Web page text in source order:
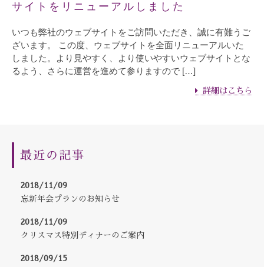
サイトをリニューアルしました
いつも弊社のウェブサイトをご訪問いただき、誠に有難うご
ざいます。 この度、ウェブサイトを全面リニューアルいた
しました。より見やすく、より使いやすいウェブサイトとな
るよう、さらに運営を進めて参りますので […]
詳細はこちら
最近の記事
2018/11/09
忘新年会プランのお知らせ
2018/11/09
クリスマス特別ディナーのご案内
2018/09/15